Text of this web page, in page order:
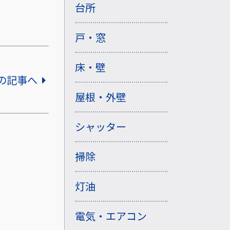
記事へ
台所
戸・窓
床・壁
屋根・外壁
シャッター
掃除
灯油
電気・エアコン